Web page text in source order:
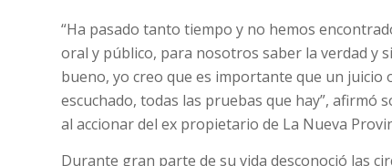
“Ha pasado tanto tiempo y no hemos
oral y público, para nosotros saber la verdad y
bueno, yo creo que es importante que un juicio
escuchado, todas las pruebas que hay”, afirmó
al accionar del ex propietario de La Nueva
Durante gran parte de su vida desconoció las